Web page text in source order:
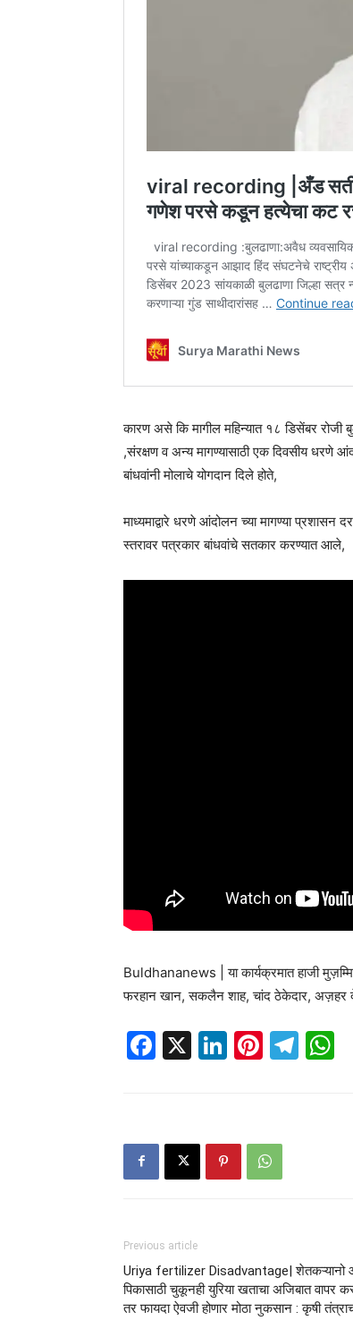
कारण असे कि मागील महिन्यात १८ डिसेंबर रोजी
,संरक्षण व अन्य मागण्यासाठी एक दिवसीय धरणे
बांधवांनी मोलाचे योगदान दिले होते,
माध्यमाद्वारे धरणे आंदोलन च्या मागण्या प्रशासन
स्तरावर पत्रकार बांधवांचे सतकार करण्यात आले,
Buldhananews |या कार्यक्रमात हाजी
फरहान खान, सकलैन शाह, चांद ठेकेदार, अज़हर
Facebook
X LinkedIn
Previous article
Uriya fertilizer Disadvantage| शेतकऱ्यानो
पिकासाठी चुकूनही युरिया खताचा अजिबात वापर
तर फायदा ऐवजी होणार मोठा नुकसान : कृषी